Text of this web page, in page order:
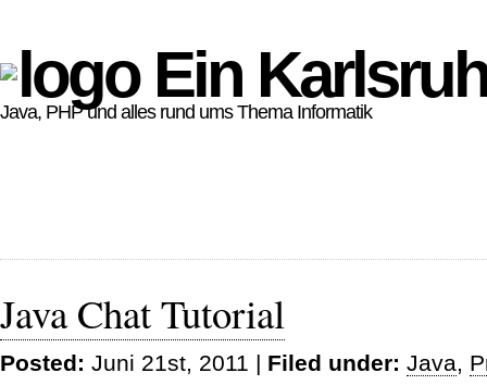
Ein
Java, PHP und alles rund ums Thema Informatik
Java Chat Tutorial
Posted: Juni 21st, 2011 | Filed under: Java,